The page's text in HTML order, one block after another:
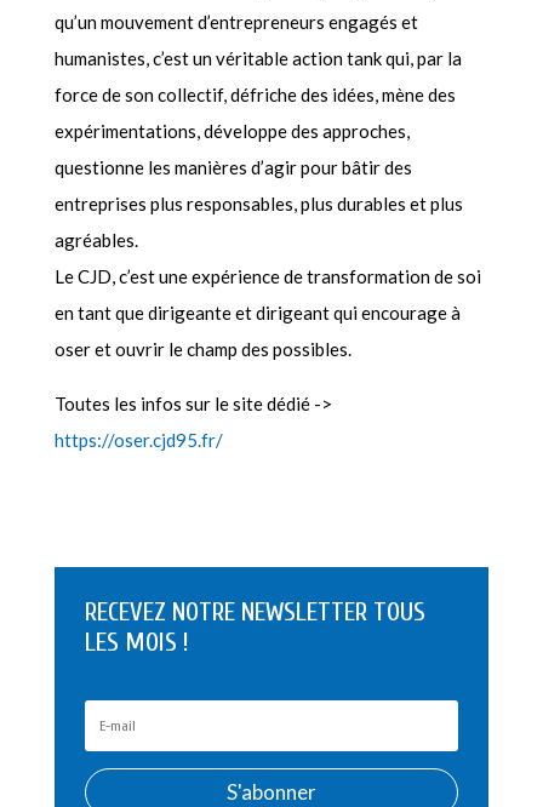
qu’un mouvement d’entrepreneurs engagés et
humanistes, c’est un véritable action tank qui, par la
force de son collectif, défriche des idées, mène des
expérimentations, développe des approches,
questionne les manières d’agir pour bâtir des
entreprises plus responsables, plus durables et plus
agréables.
Le CJD, c’est une expérience de transformation de soi
en tant que dirigeante et dirigeant qui encourage à
oser et ouvrir le champ des possibles.
Toutes les infos sur le site dédié ->
https://oser.cjd95.fr/
RECEVEZ NOTRE NEWSLETTER TOUS
LES MOIS !
S'abonner